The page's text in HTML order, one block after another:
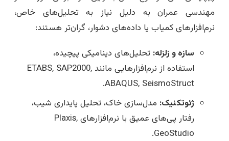
مهندسی عمران به دلیل نیاز به تحلیل‌های خاص،
نرم‌افزارهای کمیاب یا داده‌های دشوار، گران‌تر هستند:
سازه و زلزله: تحلیل‌های دینامیکی پیچیده،
استفاده از نرم‌افزارهایی مانند ETABS, SAP2000,
ABAQUS, SeismoStruct.
ژئوتکنیک: مدل‌سازی خاک، تحلیل پایداری شیب،
رفتار پی‌های عمیق با نرم‌افزارهای Plaxis,
GeoStudio.